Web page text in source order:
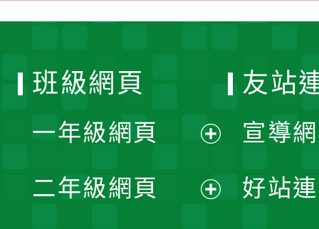
班級網頁
一年級網頁
開
二年級網頁
友站
宣導
好站